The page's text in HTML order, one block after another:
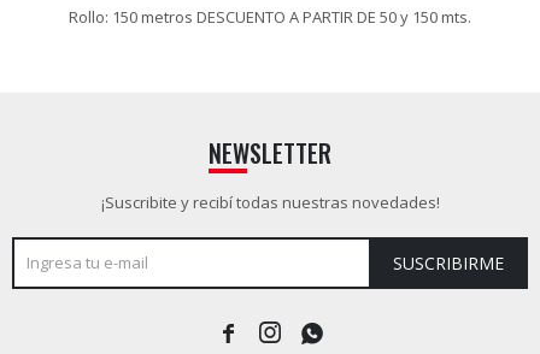
Rollo: 150 metros DESCUENTO A PARTIR DE 50 y 150 mts.
NEWSLETTER
¡Suscribite y recibí todas nuestras novedades!
SUSCRIBIRME
  